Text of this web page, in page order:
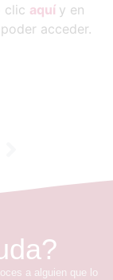
clic aquí y en
acceder.
a alguien que lo